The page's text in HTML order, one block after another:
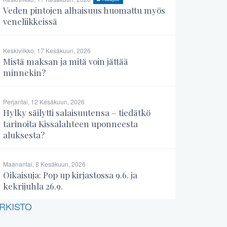
Veden pintojen alhaisuus huomattu myös
veneliikkeissä
Keskiviikko, 17 Kesäkuun, 2026
Mistä maksan ja mitä voin jättää
minnekin?
Perjantai, 12 Kesäkuun, 2026
Hylky säilytti salaisuutensa – tiedätkö
tarinoita Kissalahteen uponneesta
aluksesta?
Maanantai, 8 Kesäkuun, 2026
Oikaisuja: Pop up kirjastossa 9.6. ja
kekrijuhla 26.9.